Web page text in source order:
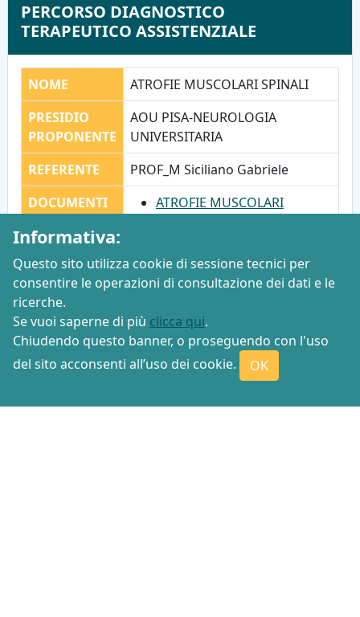
PERCORSO DIAGNOSTICO
TERAPEUTICO ASSISTENZIALE
NOME
ATROFIE MUSCOLARI SPINALI
PRESIDIO
PROPONENTE
AOU PISA-NEUROLOGIA
UNIVERSITARIA
REFERENTE
PROF_M Siciliano Gabriele
DOCUMENTI
ATROFIE MUSCOLARI
Centro di Ascolto e Redazione
Informativa:
Questo sito utilizza cookie di sessione tecnici per
consentire le operazioni di consultazione dei dati e le
ricerche.
Se vuoi saperne di più clicca qui.
Chiudendo questo banner, o proseguendo con l'uso
del sito acconsenti all’uso dei cookie.
OK